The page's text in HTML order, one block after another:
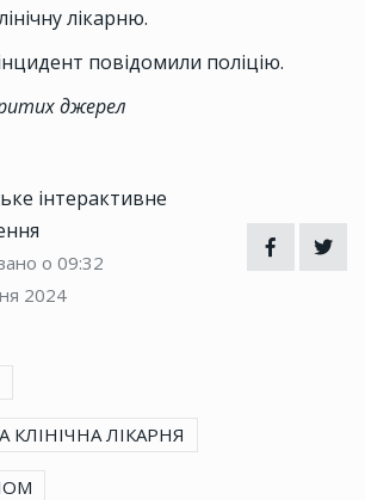
лікарню.
повідомили поліцію.
джерел
інтерактивне
о 09:32
2024
КЛІНІЧНА ЛІКАРНЯ